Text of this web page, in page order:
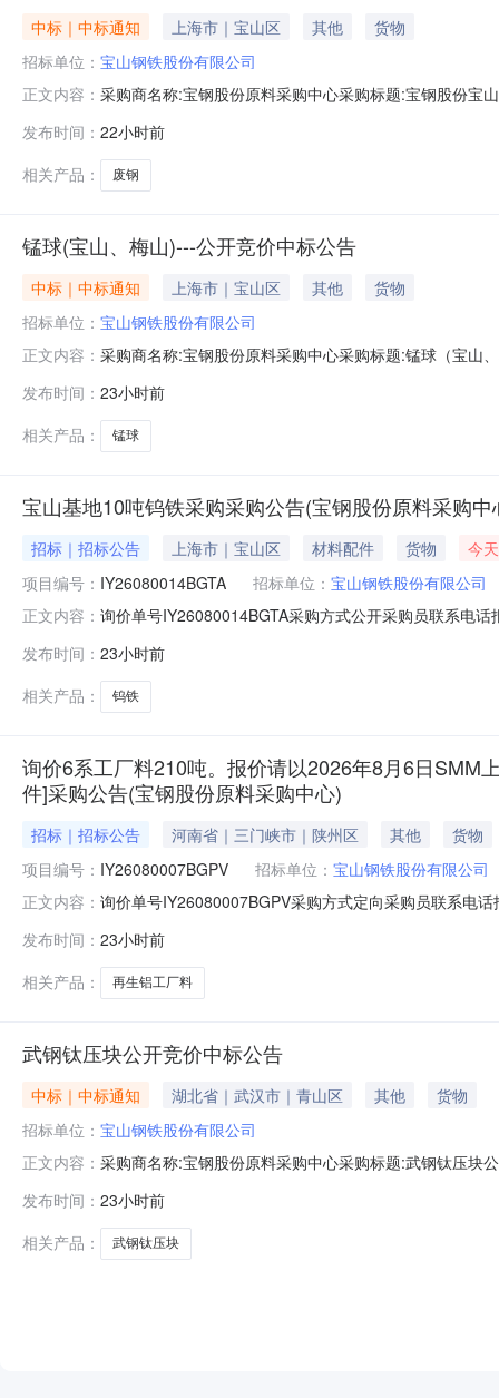
中标｜中标通知 上海市｜宝山区 其他
货物
招标单位： 宝山钢铁股份有限公司
正文内容： 采购商名称:宝钢股份原料采购中心采购标题:宝钢股份宝
发布时间： 22小时前
相关产品：
废钢
锰球(宝山、梅山)---公开竞价中标公告
中标｜中标通知 上海市｜宝山区 其他
货物
招标单位： 宝山钢铁股份有限公司
正文内容： 采购商名称:宝钢股份原料采购中心采购标题:锰球（宝山
发布时间： 23小时前
相关产品：
锰球
宝山基地10吨钨铁采购采购公告(宝钢股份原料采购中
招标｜招标公告 上海市｜宝山区 材料配件 货物
今
项目编号： IY26080014BGTA 招标单位： 宝山钢铁股份有限公司
正文内容： 询价单号IY26080014BGTA采购方式公开采购员联系电
保证金额度：300000.0元三、商务条款：定价说明：湿
发布时间： 23小时前
相关产品：
钨铁
询价6系工厂料210吨。报价请以2026年8月6日SMM
件]采购公告(宝钢股份原料采购中心)
招标｜招标公告 河南省｜三门峡市｜陕州区 其他
货物
项目编号： IY26080007BGPV 招标单位： 宝山钢铁股份有限公司
正文内容： 询价单号IY26080007BGPV采购方式定向采购员联系电
度：0.0元三、商务条款：定价说明：湿公吨。限价类别
发布时间： 23小时前
相关产品：
再生铝工厂料
武钢钛压块公开竞价中标公告
中标｜中标通知 湖北省｜武汉市｜青山区 其他
货物
招标单位： 宝山钢铁股份有限公司
正文内容： 采购商名称:宝钢股份原料采购中心采购标题:武钢钛压块
发布时间： 23小时前
相关产品：
武钢钛压块